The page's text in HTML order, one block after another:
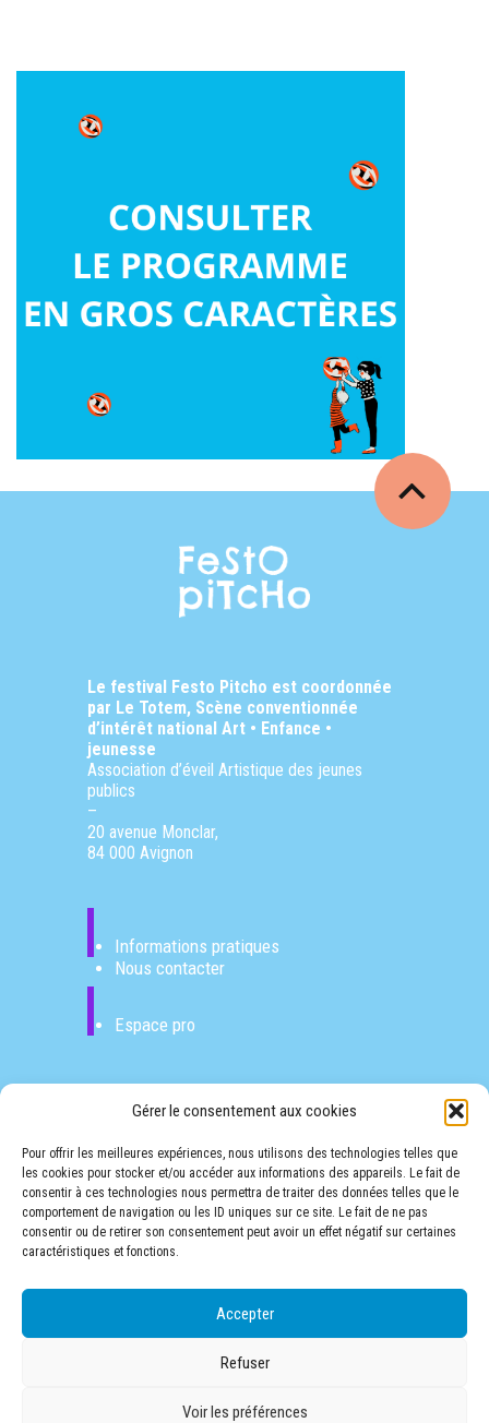
Gérer le consentement aux cookies
Pour offrir les meilleures expériences, nous utilisons des technologies telles que
les cookies pour stocker et/ou accéder aux informations des appareils. Le fait de
consentir à ces technologies nous permettra de traiter des données telles que le
comportement de navigation ou les ID uniques sur ce site. Le fait de ne pas
consentir ou de retirer son consentement peut avoir un effet négatif sur certaines
caractéristiques et fonctions.
Accepter
Refuser
Voir les préférences
Le festival Festo Pitcho est coordonnée
par Le Totem, Scène conventionnée
d’intérêt national Art • Enfance •
jeunesse
Association d’éveil Artistique des jeunes
publics
–
20 avenue Monclar,
84 000 Avignon
Informations pratiques
Nous contacter
Espace pro
FESTO PITCHO NEWSLETTER
Mentions légales
Politique de confidentialité